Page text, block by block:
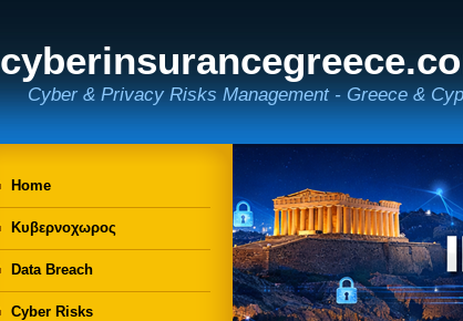
Cyber & Privacy Risks Management - Greece &
Home
Κυβερνοχωρος
Data Breach
Cyber Risks